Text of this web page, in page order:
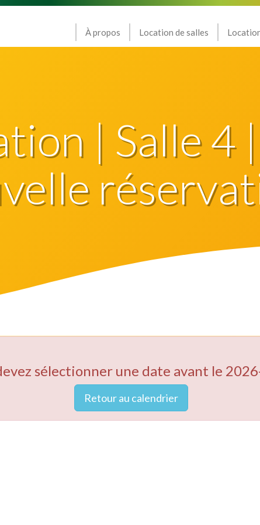
À propos Location de salles
| Salle 4
sélectionner une date avant le
Retour au calendrier